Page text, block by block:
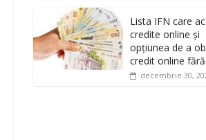
Lista IFN care
credite online și
opțiunea de a
credit online
decembrie 30,